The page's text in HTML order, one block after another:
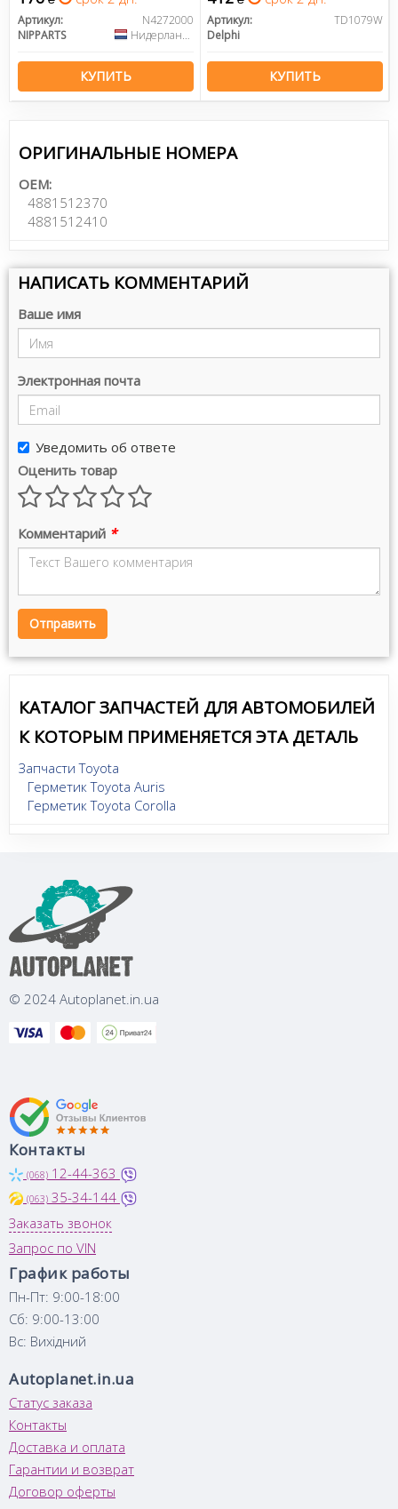
Артикул:
N4272000
NIPPARTS
Нидерланды
КУПИТЬ
Артикул:
TD1079W
Delphi
КУПИТЬ
ОРИГИНАЛЬНЫЕ НОМЕРА
OEM:
4881512370
4881512410
НАПИСАТЬ КОММЕНТАРИЙ
Ваше имя
Электронная почта
Уведомить об ответе
Оценить товар
Комментарий *
Отправить
КАТАЛОГ ЗАПЧАСТЕЙ ДЛЯ АВТОМОБИЛЕЙ
К КОТОРЫМ ПРИМЕНЯЕТСЯ ЭТА ДЕТАЛЬ
Запчасти Toyota
Герметик Toyota Auris
Герметик Toyota Corolla
© 2024 Autoplanet.in.ua
Контакты
(068) 12-44-363
(063) 35-34-144
Заказать звонок
Запрос по VIN
График работы
Пн-Пт: 9:00-18:00
Сб: 9:00-13:00
Вс: Вихідний
Autoplanet.in.ua
Статус заказа
Контакты
Доставка и оплата
Гарантии и возврат
Договор оферты